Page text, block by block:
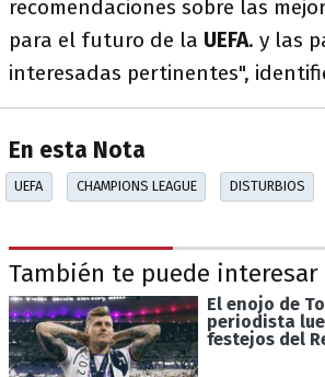
recomendaciones sobre las
para el futuro de la UEFA. y las
interesadas pertinentes",
En esta Nota
UEFA CHAMPIONS LEAGUE DISTURBIOS
También te puede interesar
El enojo de
periodista
festejos del